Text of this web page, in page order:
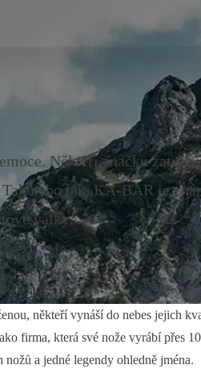
Někteří značku
nebo tak, KA-BAR je
války...
někteří vynáší do nebes jejich
firma, která své nože vyrábí přes
a jedné legendy ohledně jména.